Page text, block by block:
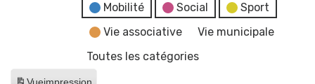
Mobilité
Social
Sport
Vie associative
Vie municipale
Toutes les catégories